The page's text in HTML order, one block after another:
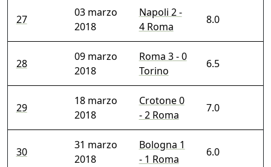
27
03 marzo
2018
Napoli 2 -
4 Roma
8.0
28
09 marzo
2018
Roma 3 - 0
Torino
6.5
29
18 marzo
2018
Crotone 0
- 2 Roma
7.0
30
31 marzo
2018
Bologna 1
- 1 Roma
6.0